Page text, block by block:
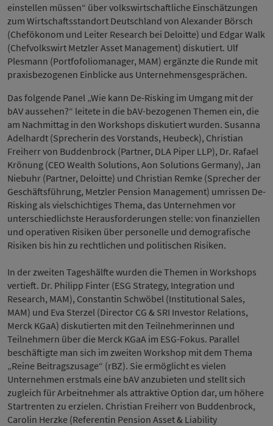
einstellen müssen“ über volkswirtschaftliche Einschätzungen
zum Wirtschaftsstandort Deutschland von Alexander Börsch
(Chefökonom und Leiter Research bei Deloitte) und Edgar Walk
(Chefvolkswirt Metzler Asset Management) diskutiert. Ulf
Plesmann (Portfofoliomanager, MAM) ergänzte die Runde mit
praxisbezogenen Einblicke aus Unternehmensgesprächen.
Das folgende Panel „Wie kann De-Risking im Umgang mit der
bAV aussehen?“ leitete in die bAV-bezogenen Themen ein, die
am Nachmittag in den Workshops diskutiert wurden. Susanna
Adelhardt (Sprecherin des Vorstands, Heubeck), Christian
Freiherr von Buddenbrock (Partner, DLA Piper LLP), Dr. Rafael
Krönung (CEO Wealth Solutions, Aon Solutions Germany), Jan
Niebuhr (Partner, Deloitte) und Christian Remke (Sprecher der
Geschäftsführung, Metzler Pension Management) umrissen De-
Risking als vielschichtiges Thema, das Unternehmen vor
unterschiedlichste Herausforderungen stelle: von finanziellen
und operativen Risiken über personelle und demografische
Risiken bis hin zu rechtlichen und politischen Risiken.
In der zweiten Tageshälfte wurden die Themen in Workshops
vertieft. Dr. Philipp Finter (ESG Strategy, Integration und
Research, MAM), Constantin Schwöbel (Institutional Sales,
MAM) und Eva Sterzel (Director CG & SRI Investor Relations,
Merck KGaA) diskutierten mit den Teilnehmerinnen und
Teilnehmern über die Merck KGaA im ESG-Fokus. Parallel
beschäftigte man sich im zweiten Workshop mit dem Thema
„Reine Beitragszusage“ (rBZ). Sie ermöglicht es vielen
Unternehmen erstmals eine bAV anzubieten und stellt sich
zugleich für Arbeitnehmer als attraktive Option dar, um höhere
Startrenten zu erzielen. Christian Freiherr von Buddenbrock,
Carolin Herzke (Referentin Pension Asset & Liability